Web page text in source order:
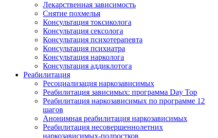
Лекарственная зависимость
Снятие похмелья
Консультация токсиколога
Консультация сексолога
Консультация психотерапевта
Консультация психиатра
Консультация нарколога
Консультация аддиклотога
Реабилитация
Ресоциализация наркозависимых
Реабилитация зависимых: программа Day Top
Реабилитация наркозависимых по программе 12
шагов
Анонимная реабилитация наркозависимых
Реабилитация несовершеннолетних
наркозависимых-подростков